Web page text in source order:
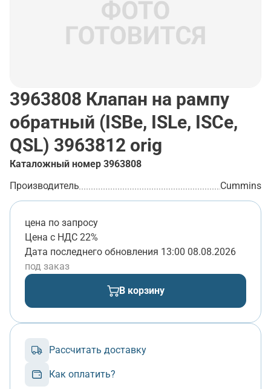
3963808 Клапан на рампу
обратный (ISBe, ISLe, ISCe,
QSL) 3963812 orig
Каталожный номер 3963808
Производитель
Cummins
цена по запросу
Цена с НДС 22%
Дата последнего обновления 13:00 08.08.2026
под заказ
В корзину
Рассчитать доставку
Как оплатить?